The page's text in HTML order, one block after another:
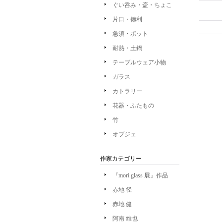
ぐい呑み・盃・ちょこ
片口・徳利
急須・ポット
耐熱・土鍋
テーブルウェア小物
ガラス
カトラリー
花器・ふたもの
竹
オブジェ
作家カテゴリー
『mori glass 展』作品
赤地 径
赤地 健
阿南 維也